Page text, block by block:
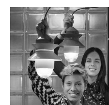
Einzelteile
... alle Sitzmöbel
Tische
Esstische
Beistelltische